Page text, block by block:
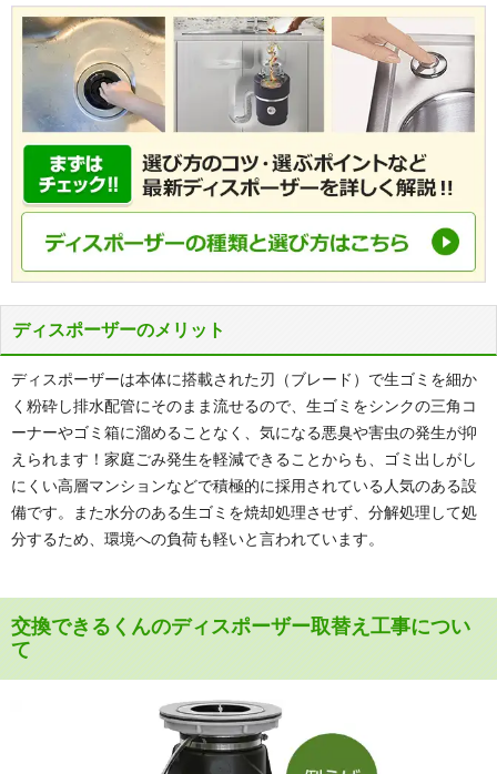
ディスポーザーのメリット
ディスポーザーは本体に搭載された刃（ブレード）で生ゴミを細か
く粉砕し排水配管にそのまま流せるので、生ゴミをシンクの三角コ
ーナーやゴミ箱に溜めることなく、気になる悪臭や害虫の発生が抑
えられます！家庭ごみ発生を軽減できることからも、ゴミ出しがし
にくい高層マンションなどで積極的に採用されている人気のある設
備です。また水分のある生ゴミを焼却処理させず、分解処理して処
分するため、環境への負荷も軽いと言われています。
交換できるくんのディスポーザー取替え工事につい
て